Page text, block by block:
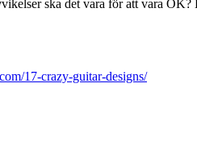
ska det vara för att vara
17-crazy-guitar-designs/